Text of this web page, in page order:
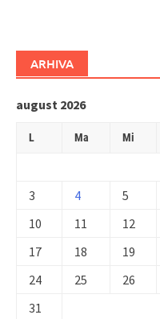
ARHIVA
august 2026
L Ma Mi
3
4 5
10
11 12
17
18 19
24
25 26
31